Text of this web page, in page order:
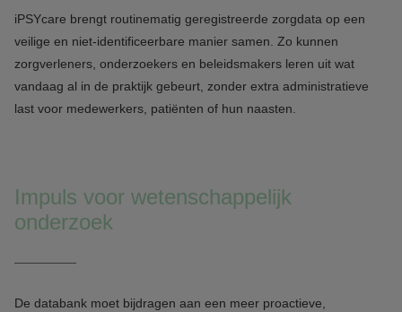
iPSYcare brengt routinematig geregistreerde zorgdata op een
veilige en niet-identificeerbare manier samen. Zo kunnen
zorgverleners, onderzoekers en beleidsmakers leren uit wat
vandaag al in de praktijk gebeurt, zonder extra administratieve
last voor medewerkers, patiënten of hun naasten.
Impuls voor wetenschappelijk
onderzoek
De databank moet bijdragen aan een meer proactieve,